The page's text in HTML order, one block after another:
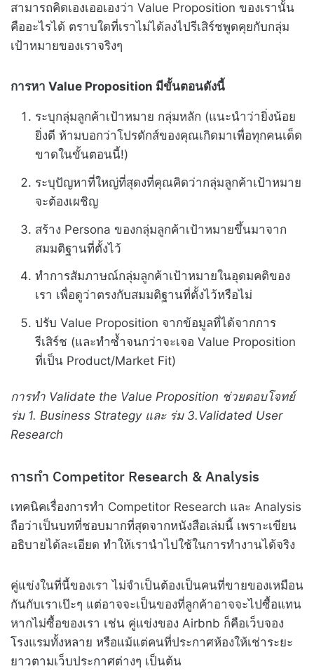
สามารถคิดเองเออเองว่า Value Proposition ของเรานั้น
คืออะไรได้ ตราบใดที่เราไม่ได้ลงไปรีเสิร์ชพูดคุยกับกลุ่ม
เป้าหมายของเราจริงๆ
การหา Value Proposition มีขั้นตอนดังนี้
ระบุกลุ่มลูกค้าเป้าหมาย กลุ่มหลัก (แนะนำว่ายิ่งน้อย
ยิ่งดี ห้ามบอกว่าโปรดักส์ของคุณเกิดมาเพื่อทุกคนเด็ด
ขาดในขั้นตอนนี้!)
ระบุปัญหาที่ใหญ่ที่สุดงที่คุณคิดว่ากลุ่มลูกค้าเป้าหมาย
จะต้องเผชิญ
สร้าง Persona ของกลุ่มลูกค้าเป้าหมายขึ้นมาจาก
สมมติฐานที่ตั้งไว้
ทำการสัมภาษณ์กลุ่มลูกค้าเป้าหมายในอุดมคติของ
เรา เพื่อดูว่าตรงกับสมมติฐานที่ตั้งไว้หรือไม่
ปรับ Value Proposition จากข้อมูลที่ได้จากการ
รีเสิร์ช (และทำซ้ำจนกว่าจะเจอ Value Proposition
ที่เป็น Product/Market Fit)
การทำ Validate the Value Proposition ช่วยตอบโจทย์
ร่ม 1. Business Strategy และ ร่ม 3.Validated User
Research
การทำ Competitor Research & Analysis
เทคนิคเรื่องการทำ Competitor Research และ Analysis
ถือว่าเป็นบทที่ชอบมากที่สุดจากหนังสือเล่มนี้ เพราะเขียน
อธิบายได้ละเอียด ทำให้เรานำไปใช้ในการทำงานได้จริง
คู่แข่งในที่นี้ของเรา ไม่จำเป็นต้องเป็นคนที่ขายของเหมือน
กันกับเราเป๊ะๆ แต่อาจจะเป็นของที่ลูกค้าอาจจะไปซื้อแทน
หากไม่ซื้อของเรา เช่น คู่แข่งของ Airbnb ก็คือเว็บจอง
โรงแรมทั้งหลาย หรือแม้แต่คนที่ประกาศห้องให้เช่าระยะ
ยาวตามเว็บประกาศต่างๆ เป็นต้น